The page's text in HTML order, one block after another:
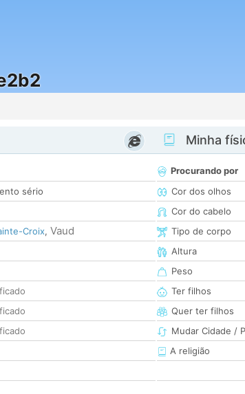
sério
Croix, Vaud
Minha
Procurando por
Cor dos olhos
Cor do cabelo
Tipo de corpo
Altura
Peso
Ter filhos
Quer ter filhos
Mudar Cidade /
A religião